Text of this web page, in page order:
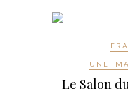
UNE
Le Salon